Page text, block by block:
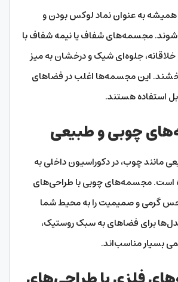
به عنوان نماد لوکس بودن و
مجسمه‌های شفاف یا نیمه شفاف با
جلوه‌ای شیک و درخشان به میز
این مجسمه‌ها اغلب در فضاهای
استفاده هستند.
مانند چوب، در دکوراسیون داخلی به
مجسمه‌های چوبی با طراحی‌های
حس گرمی و صمیمیت را به محیط شما
برای فضاهای به سبک روستیک،
بسیار مناسب‌اند.